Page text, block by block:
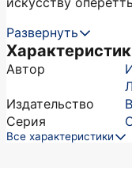
Развернуть
Автор
Издательство
Серия
Все характеристики